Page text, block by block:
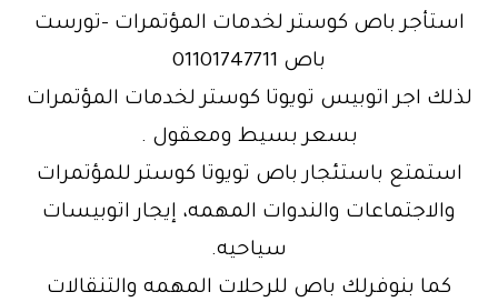
استأجر باص كوستر لخدمات المؤتمرات -تورست
باص 01101747711
لذلك اجر اتوبيس تويوتا كوستر لخدمات المؤتمرات
بسعر بسيط ومعقول .
استمتع باستئجار باص تويوتا كوستر للمؤتمرات
والاجتماعات والندوات المهمه، إيجار اتوبيسات
سياحيه.
كما بنوفرلك باص للرحلات المهمه والتنقالات